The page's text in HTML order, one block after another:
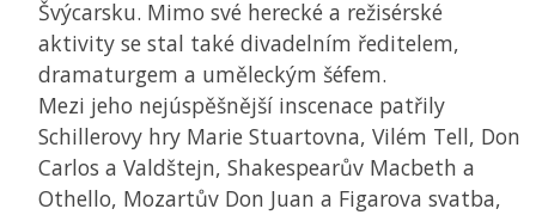
Švýcarsku. Mimo své herecké a režisérské
aktivity se stal také divadelním ředitelem,
dramaturgem a uměleckým šéfem.
Mezi jeho nejúspěšnější inscenace patřily
Schillerovy hry Marie Stuartovna, Vilém Tell, Don
Carlos a Valdštejn, Shakespearův Macbeth a
Othello, Mozartův Don Juan a Figarova svatba,